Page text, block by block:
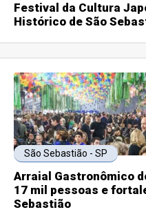
Festival da Cultura
Histórico de São
São Sebastião - SP
Arraial Gastronômico
17 mil pessoas e
Sebastião